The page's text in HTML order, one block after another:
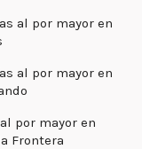
al por mayor en
al por mayor en
por mayor en
Frontera